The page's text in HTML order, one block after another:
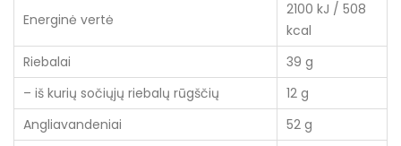
Energinė vertė
2100 kJ / 508
kcal
Riebalai
39 g
– iš kurių sočiųjų riebalų rūgščių
12 g
Angliavandeniai
52 g